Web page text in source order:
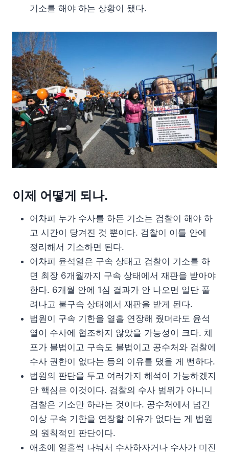
기소를 해야 하는 상황이 됐다.
이제 어떻게 되나.
어차피 누가 수사를 하든 기소는 검찰이 해야 하
고 시간이 당겨진 것 뿐이다. 검찰이 이틀 안에
정리해서 기소하면 된다.
어차피 윤석열은 구속 상태고 검찰이 기소를 하
면 최장 6개월까지 구속 상태에서 재판을 받아야
한다. 6개월 안에 1심 결과가 안 나오면 일단 풀
려나고 불구속 상태에서 재판을 받게 된다.
법원이 구속 기한을 열흘 연장해 줬더라도 윤석
열이 수사에 협조하지 않았을 가능성이 크다. 체
포가 불법이고 구속도 불법이고 공수처와 검찰에
수사 권한이 없다는 등의 이유를 댔을 게 뻔하다.
법원의 판단을 두고 여러가지 해석이 가능하겠지
만 핵심은 이것이다. 검찰의 수사 범위가 아니니
검찰은 기소만 하라는 것이다. 공수처에서 넘긴
이상 구속 기한을 연장할 이유가 없다는 게 법원
의 원칙적인 판단이다.
애초에 열흘씩 나눠서 수사하자거나 수사가 미진